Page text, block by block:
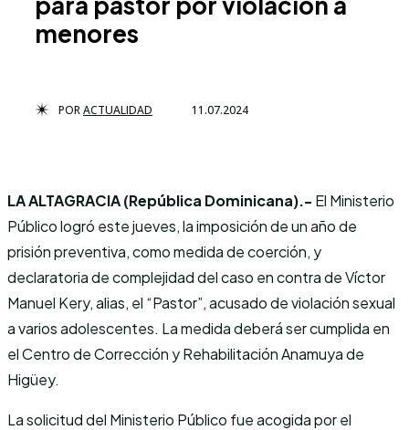
menores
PORACTUALIDAD 11.07.2024
LA ALTAGRACIA (República Dominicana).- El Ministerio
Público logró este jueves, la imposición de un año de
prisión preventiva, como medida de coerción, y
declaratoria de complejidad del caso en contra de Víctor
Manuel Kery, alias, el “Pastor”, acusado de violación sexual
a varios adolescentes. La medida deberá ser cumplida en
el Centro de Corrección y Rehabilitación Anamuya de
Higüey.
La solicitud del Ministerio Público fue acogida por el